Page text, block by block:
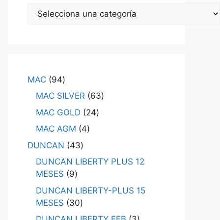
MAC 94
MAC SILVER 63
MAC GOLD 24
MAC AGM
4
DUNCAN
43
DUNCAN LIBERTY PLUS 12
MESES
9
DUNCAN LIBERTY-PLUS 15
MESES
30